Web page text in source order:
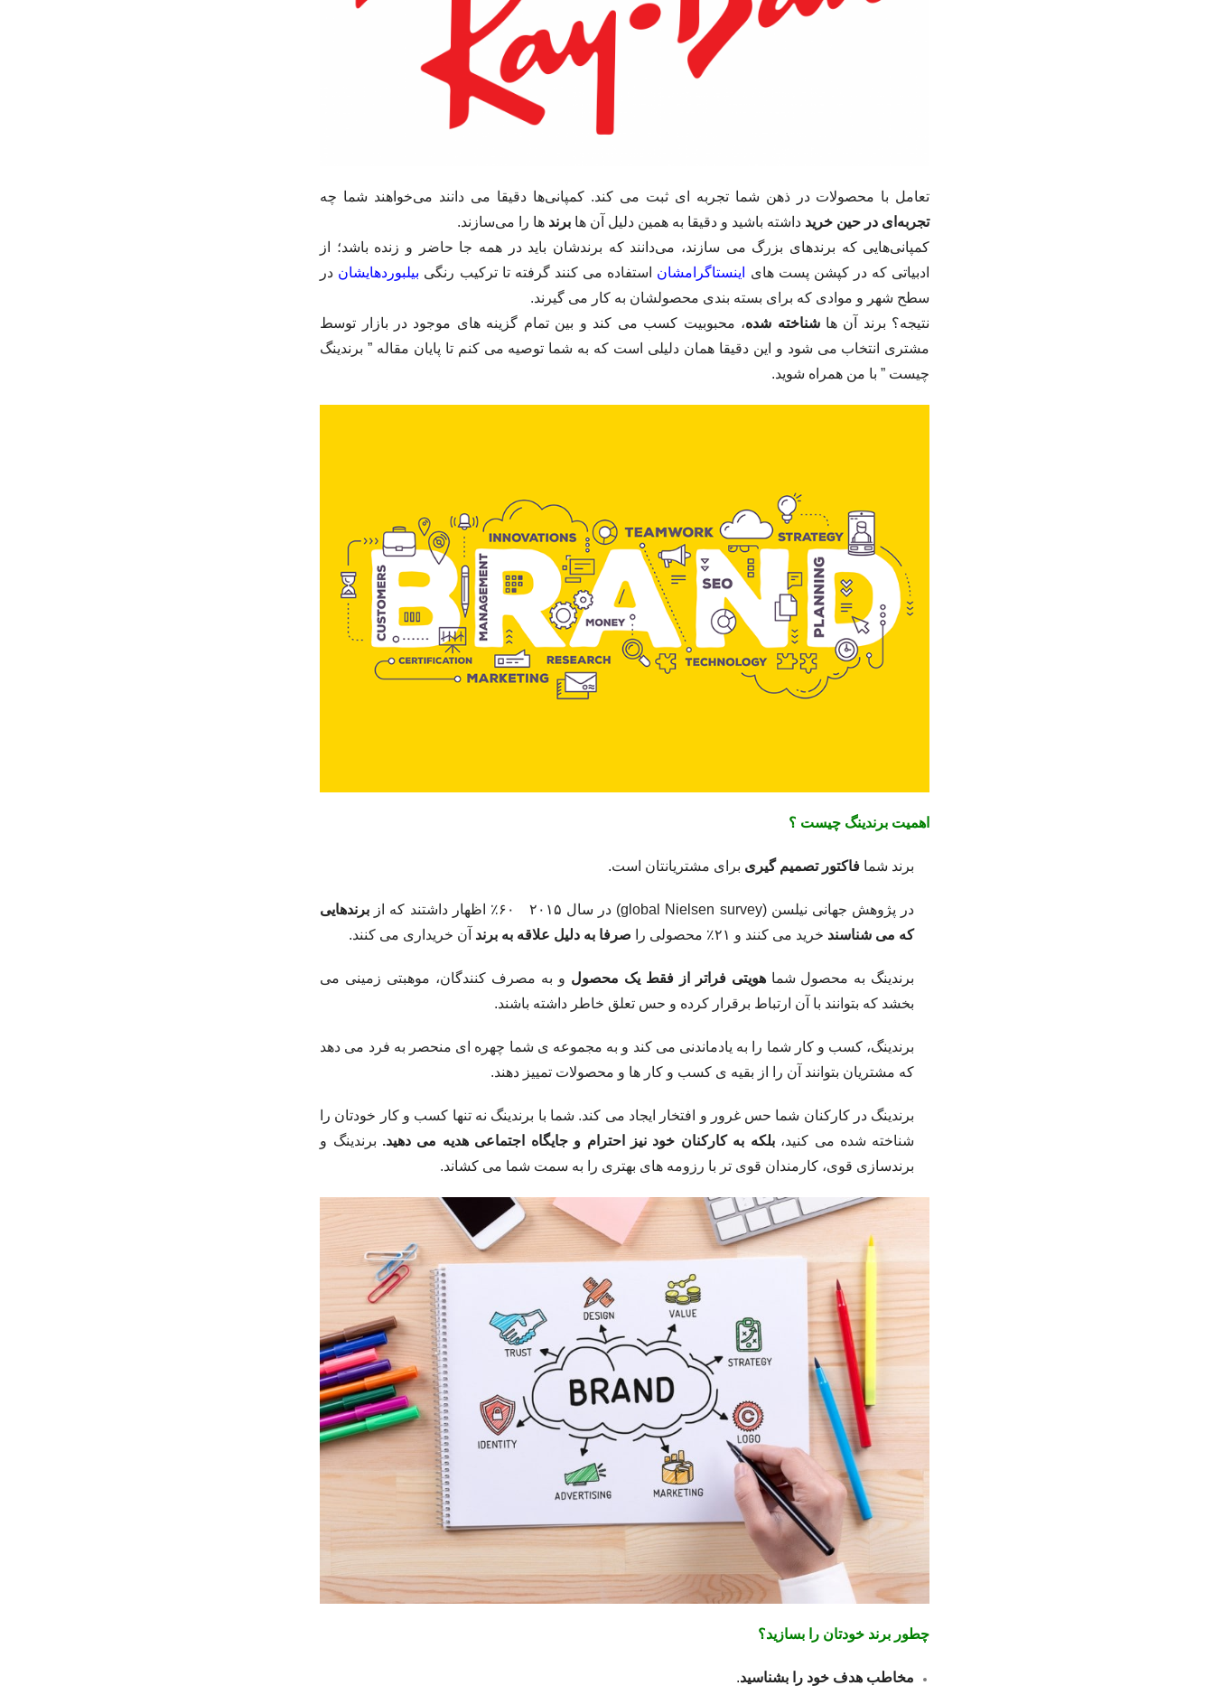
تعامل با محصولات در ذهن شما تجربه ای ثبت می کند. کمپانی‌ها دقیقا می دانند می‌خواهند شما چه
تجربه‌ای در حین خرید داشته باشید و دقیقا به همین دلیل آن ها برند ها را می‌سازند.
کمپانی‌هایی که برند‌های بزرگ می سازند، می‌دانند که برندشان باید در همه جا حاضر و زنده باشد؛ از
ادبیاتی که در کپشن پست های
اینستاگرامشان استفاده می کنند گرفته تا ترکیب رنگی بیلبوردهایشان در
سطح شهر و موادی که برای بسته بندی محصولشان به کار می گیرند.
نتیجه؟ برند آن هاشناخته شده، محبوبیت کسب می کند و بین تمام گزینه های موجود در بازار توسط
مشتری انتخاب می شود و این دقیقا همان دلیلی است که به شما توصیه می کنم تا پایان مقاله‌ ” برندینگ
چیست ” با من همراه شوید.
اهمیت برندینگ چیست ؟
برند شما فاکتور تصمیم گیری برای مشتریانتان است.
در پژوهش جهانی نیلسن (global Nielsen survey) در سال ۲۰۱۵ ۶۰٪ اظهار داشتند که از
برندهایی
که می شناسند خرید می کنند و ۲۱٪ محصولی را صرفا به دلیل علاقه به برند آن خریداری می کنند.
برندینگ به محصول شماهویتی فراتر از فقط یک محصول و به مصرف کنندگان، موهبتی زمینی می
بخشد که بتوانند با آن ارتباط برقرار کرده و حس تعلق خاطر داشته باشند.
برندینگ، کسب و کار شما را به یادماندنی می کند و به مجموعه ی شما چهره ای منحصر به فرد می دهد
که مشتریان بتوانند آن را از بقیه ی کسب و کار ها و محصولات تمییز دهند.
برندینگ در کارکنان شما حس غرور و افتخار ایجاد می کند. شما با برندینگ نه تنها کسب و کار خودتان را
شناخته شده می کنید،بلکه به کارکنان خود نیز احترام و جایگاه اجتماعی هدیه می دهید. برندینگ و
برندسازی قوی، کارمندان قوی تر با رزومه های بهتری را به سمت شما می کشاند.
چطور برند خودتان را بسازید؟
مخاطب هدف خود را بشناسید.